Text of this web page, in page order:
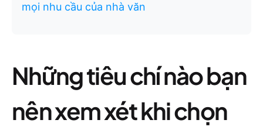
mọi nhu cầu của nhà văn
Những tiêu chí nào bạn
nên xem xét khi chọn